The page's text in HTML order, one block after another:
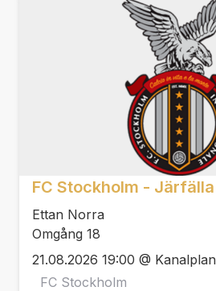
FC Stockholm - Järfälla
Ettan Norra
Omgång 18
21.08.2026 19:00 @ Kanalplan
FC Stockholm